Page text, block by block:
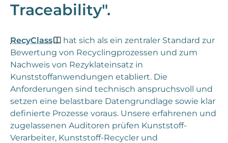
Traceability".
RecyClass
hat sich als ein zentraler Standard zur
Bewertung von Recyclingprozessen und zum
Nachweis von Rezyklateinsatz in
Kunststoffanwendungen etabliert. Die
Anforderungen sind technisch anspruchsvoll und
setzen eine belastbare Datengrundlage sowie klar
definierte Prozesse voraus. Unsere erfahrenen und
zugelassenen Auditoren prüfen Kunststoff-
Verarbeiter, Kunststoff-Recycler und